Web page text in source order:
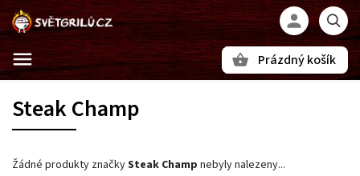
Prázdný košík
Steak Champ
Žádné produkty značkySteak Champ nebyly nalezeny...